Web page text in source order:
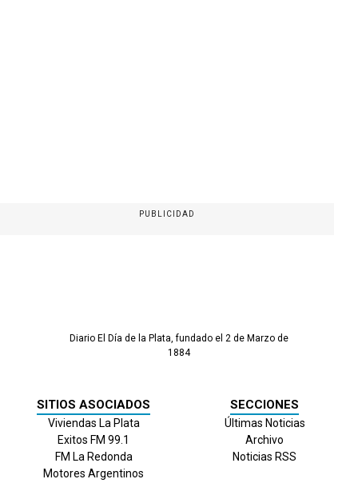
PUBLICIDAD
Diario El Día de la Plata, fundado el 2 de Marzo de
1884
SITIOS ASOCIADOS
Viviendas La Plata
Exitos FM 99.1
FM La Redonda
Motores Argentinos
SECCIONES
Últimas Noticias
Archivo
Noticias RSS